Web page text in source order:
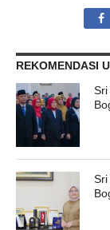
REKOMENDASI
Sri
Sri